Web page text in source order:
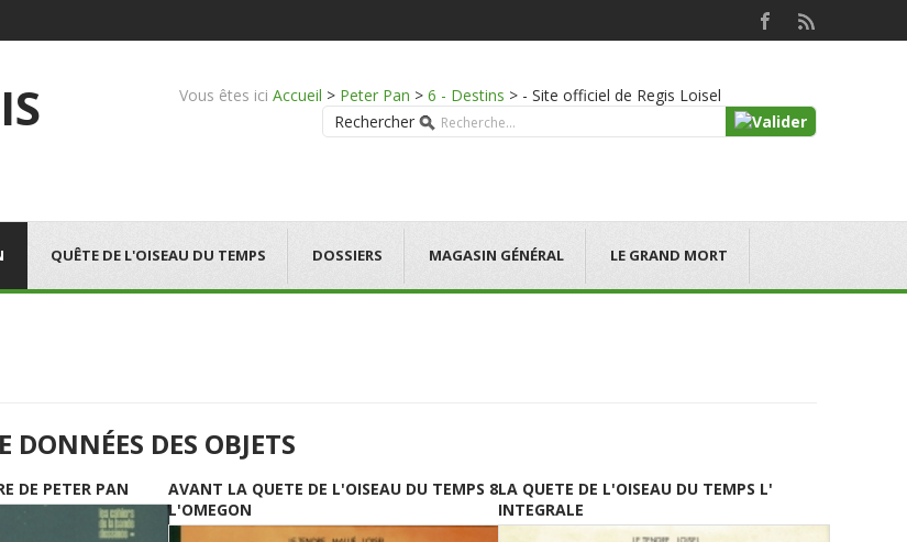
Vous êtes ici Accueil > Peter Pan > 6 - Destins > - Site officiel de Regis Loisel
Rechercher
QUÊTE DE L'OISEAU DU TEMPS DOSSIERS MAGASIN GÉNÉRAL LE GRAND MORT
DONNÉES DES OBJETS
DE PETER PAN
AVANT LA QUETE DE L'OISEAU DU TEMPS 8
L'OMEGON
LA QUETE DE L'OISEAU DU TEMPS L'
INTEGRALE